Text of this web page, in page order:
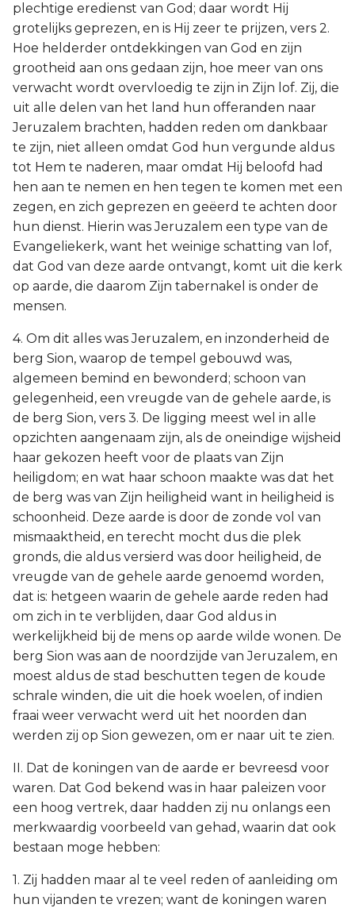
plechtige eredienst van God; daar wordt Hij
grotelijks geprezen, en is Hij zeer te prijzen, vers 2.
Hoe helderder ontdekkingen van God en zijn
grootheid aan ons gedaan zijn, hoe meer van ons
verwacht wordt overvloedig te zijn in Zijn lof. Zij, die
uit alle delen van het land hun offeranden naar
Jeruzalem brachten, hadden reden om dankbaar
te zijn, niet alleen omdat God hun vergunde aldus
tot Hem te naderen, maar omdat Hij beloofd had
hen aan te nemen en hen tegen te komen met een
zegen, en zich geprezen en geëerd te achten door
hun dienst. Hierin was Jeruzalem een type van de
Evangeliekerk, want het weinige schatting van lof,
dat God van deze aarde ontvangt, komt uit die kerk
op aarde, die daarom Zijn tabernakel is onder de
mensen.
4. Om dit alles was Jeruzalem, en inzonderheid de
berg Sion, waarop de tempel gebouwd was,
algemeen bemind en bewonderd; schoon van
gelegenheid, een vreugde van de gehele aarde, is
de berg Sion, vers 3. De ligging meest wel in alle
opzichten aangenaam zijn, als de oneindige wijsheid
haar gekozen heeft voor de plaats van Zijn
heiligdom; en wat haar schoon maakte was dat het
de berg was van Zijn heiligheid want in heiligheid is
schoonheid. Deze aarde is door de zonde vol van
mismaaktheid, en terecht mocht dus die plek
gronds, die aldus versierd was door heiligheid, de
vreugde van de gehele aarde genoemd worden,
dat is: hetgeen waarin de gehele aarde reden had
om zich in te verblijden, daar God aldus in
werkelijkheid bij de mens op aarde wilde wonen. De
berg Sion was aan de noordzijde van Jeruzalem, en
moest aldus de stad beschutten tegen de koude
schrale winden, die uit die hoek woelen, of indien
fraai weer verwacht werd uit het noorden dan
werden zij op Sion gewezen, om er naar uit te zien.
II. Dat de koningen van de aarde er bevreesd voor
waren. Dat God bekend was in haar paleizen voor
een hoog vertrek, daar hadden zij nu onlangs een
merkwaardig voorbeeld van gehad, waarin dat ook
bestaan moge hebben:
1. Zij hadden maar al te veel reden of aanleiding om
hun vijanden te vrezen; want de koningen waren